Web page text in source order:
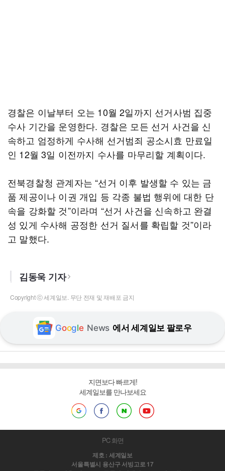
경찰은 이날부터 오는 10월 2일까지 선거사범 집중
수사 기간을 운영한다. 경찰은 모든 선거 사건을 신
속하고 엄정하게 수사해 선거범죄 공소시효 만료일
인 12월 3일 이전까지 수사를 마무리할 계획이다.
전북경찰청 관계자는 “선거 이후 발생할 수 있는 금
품 제공이나 이권 개입 등 각종 불법 행위에 대한 단
속을 강화할 것”이라며 “선거 사건을 신속하고 완결
성 있게 수사해 공정한 선거 질서를 확립할 것”이라
고 말했다.
김동욱 기자
Copyright ⓒ 세계일보. 무단 전재 및 재배포 금지
Google News 에서 세계일보 팔로우
지면보다 빠르게!
세계일보를 만나보세요
PC 화면
제호 : 세계일보
서울특별시 용산구 서빙고로 17